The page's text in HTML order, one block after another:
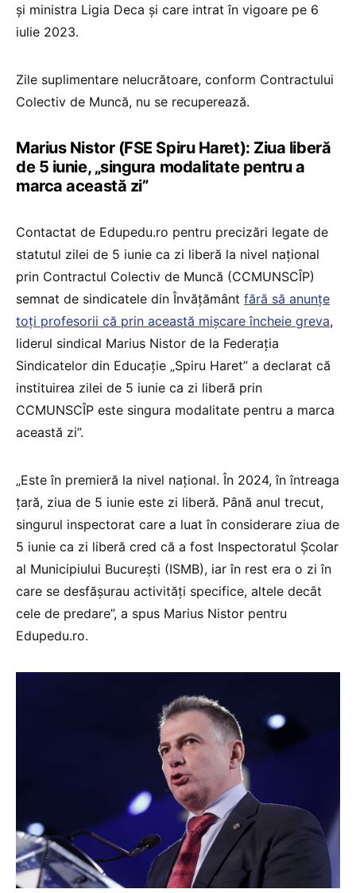
și ministra Ligia Deca și care intrat în vigoare pe 6
iulie 2023.
Zile suplimentare nelucrătoare, conform Contractului
Colectiv de Muncă, nu se recuperează.
Marius Nistor (FSE Spiru Haret): Ziua liberă
de 5 iunie, „singura modalitate pentru a
marca această zi”
Contactat de Edupedu.ro pentru precizări legate de
statutul zilei de 5 iunie ca zi liberă la nivel național
prin Contractul Colectiv de Muncă (CCMUNSCÎP)
semnat de sindicatele din Învățământ fără să anunțe
toți profesorii că prin această mișcare încheie greva,
liderul sindical Marius Nistor de la Federația
Sindicatelor din Educație „Spiru Haret” a declarat că
instituirea zilei de 5 iunie ca zi liberă prin
CCMUNSCÎP este singura modalitate pentru a marca
această zi”.
„Este în premieră la nivel național. În 2024, în întreaga
țară, ziua de 5 iunie este zi liberă. Până anul trecut,
singurul inspectorat care a luat în considerare ziua de
5 iunie ca zi liberă cred că a fost Inspectoratul Școlar
al Municipiului București (ISMB), iar în rest era o zi în
care se desfășurau activități specifice, altele decât
cele de predare”, a spus Marius Nistor pentru
Edupedu.ro.